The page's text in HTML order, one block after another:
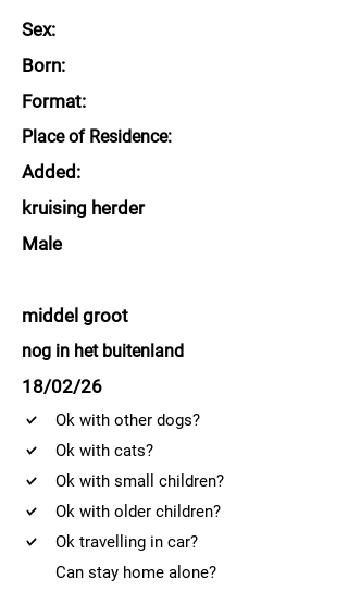
Sex:
Born:
Format:
Place of Residence:
Added:
kruising herder
Male
middel groot
nog in het buitenland
18/02/26
Ok with other dogs?
Ok with cats?
Ok with small children?
Ok with older children?
Ok travelling in car?
Can stay home alone?